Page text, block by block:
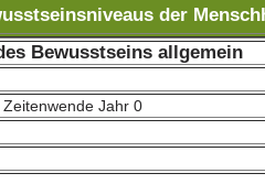
der
Bewusstseins allgemein
Zeitenwende Jahr 0